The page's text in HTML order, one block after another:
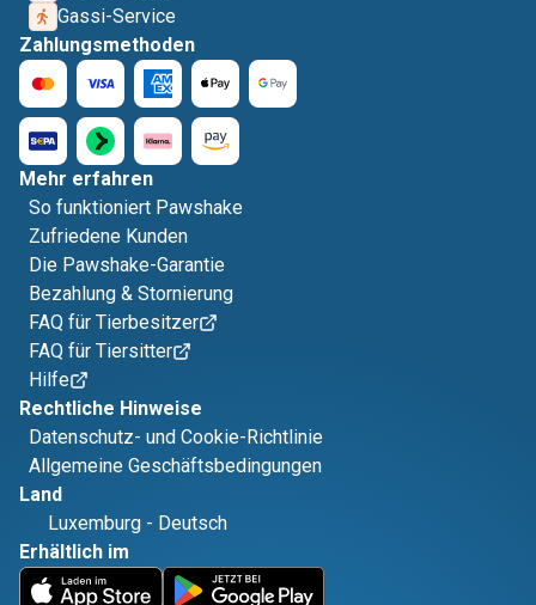
Gassi-Service
Zahlungsmethoden
Mehr erfahren
So funktioniert Pawshake
Zufriedene Kunden
Die Pawshake-Garantie
Bezahlung & Stornierung
FAQ für Tierbesitzer
FAQ für Tiersitter
Hilfe
Rechtliche Hinweise
Datenschutz- und Cookie-Richtlinie
Allgemeine Geschäftsbedingungen
Land
Luxemburg - Deutsch
Erhältlich im